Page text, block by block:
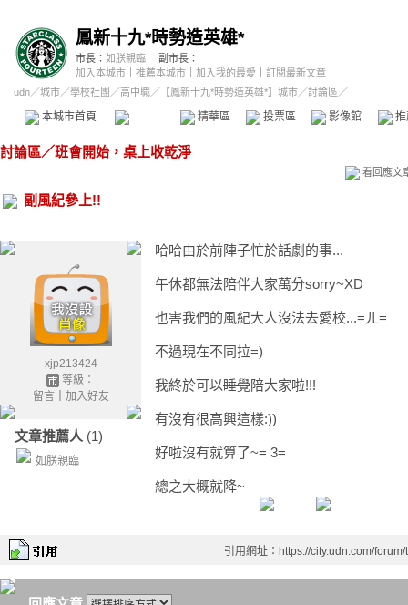
鳳新十九*時勢造英雄*
市長： 如朕親臨
副市長：
加入本城市
推薦本城市 加入我的最愛
訂閱最新文章
udn／城市／學校社團 ／高中職／ 【鳳新十九*時勢造英雄*】城市／討論區／
本城市首頁 精華區 投票區 影像館
討論區／班會開始，桌上收乾淨
看回應文
副風紀參上!!
xjp213424
等級：
留言｜ 加入好友
文章推薦人 (1)
如朕親臨
哈哈由於前陣子忙於話劇的事...
午休都無法陪伴大家萬分sorry~XD
也害我們的風紀大人沒法去愛校...=ㄦ=
不過現在不同拉=)
我終於可以睡覺陪大家啦!!!
有沒有很高興這樣:))
好啦沒有就算了~= 3=
總之大概就降~
引用網址：https://city.udn.com/